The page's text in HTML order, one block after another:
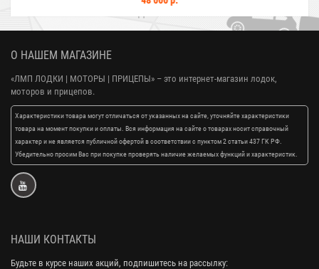
О НАШЕМ МАГАЗИНЕ
«ЛМП ЛОДКИ | МОТОРЫ | ПРИЦЕПЫ» – это интернет-магазин лодок,
моторов и прицепов.
Характеристики товара могут отличаться от указанных на сайте, уточняйте характеристики
товара на момент покупки и оплаты. Вся информация на сайте о товарах носит справочный
характер и не является публичной офертой в соответствии с пунктом 2 статьи 437 ГК РФ.
Убедительно просим Вас при покупке проверять наличие желаемых функций и характеристик.
НАШИ КОНТАКТЫ
Будьте в курсе наших акций, подпишитесь на рассылку: